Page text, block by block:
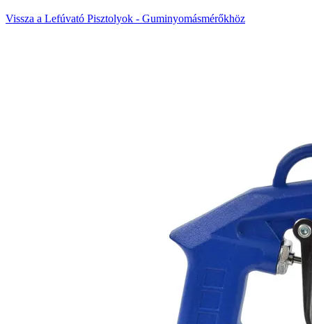
Vissza a Lefúvató Pisztolyok - Guminyomásmérőkhöz